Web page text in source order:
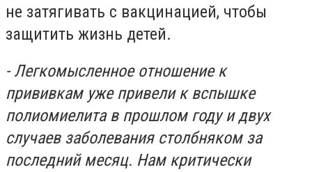
не затягивать с вакцинацией, чтобы
защитить жизнь детей.
- Легкомысленное отношение к
прививкам уже привели к вспышке
полиомиелита в прошлом году и двух
случаев заболевания столбняком за
последний месяц. Нам критически